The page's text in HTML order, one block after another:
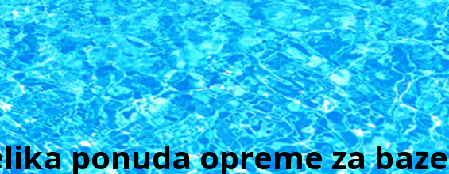
ponuda opreme za